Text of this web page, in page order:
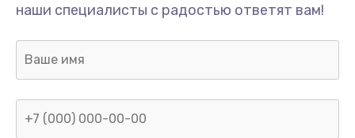
наши специалисты с радостью ответят вам!